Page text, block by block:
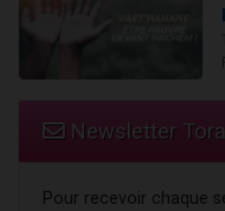
Newsletter
Pour recevoir chaque